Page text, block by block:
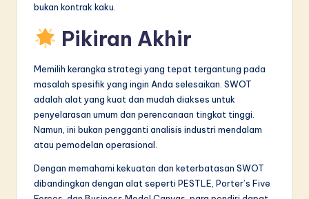
bukan kontrak kaku.
Pikiran Akhir
Memilih kerangka strategi yang tepat tergantung pada
masalah spesifik yang ingin Anda selesaikan. SWOT
adalah alat yang kuat dan mudah diakses untuk
penyelarasan umum dan perencanaan tingkat tinggi.
Namun, ini bukan pengganti analisis industri mendalam
atau pemodelan operasional.
Dengan memahami kekuatan dan keterbatasan SWOT
dibandingkan dengan alat seperti PESTLE, Porter’s Five